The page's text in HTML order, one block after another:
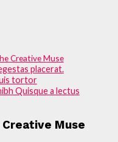
Creative Muse
placerat.
tortor
Quisque a lectus
Muse